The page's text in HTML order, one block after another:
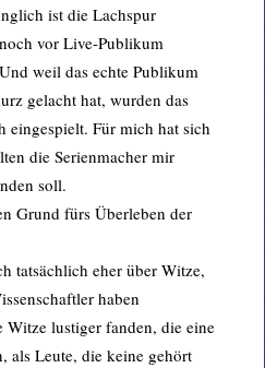
ist die Lachspur
vor Live-Publikum
weil das echte Publikum
gelacht hat, wurden das
eingespielt. Für mich hat sich
die Serienmacher mir
soll.
Grund fürs Überleben der
tatsächlich eher über Witze,
haben
Witze lustiger fanden, die eine
als Leute, die keine gehört